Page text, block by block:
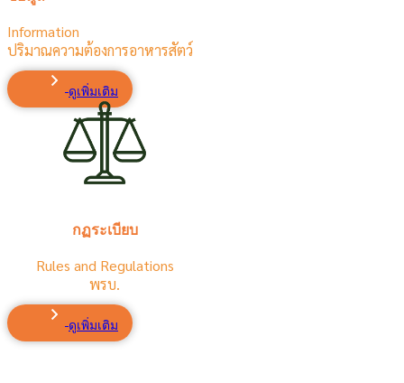
Information
ปริมาณความต้องการอาหารสัตว์
ดูเพิ่มเติม
กฏระเบียบ
Rules and Regulations
พรบ.
ดูเพิ่มเติม